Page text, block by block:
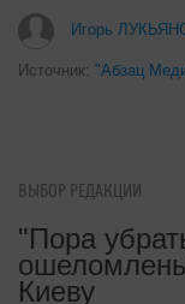
Источник:"Абзац
ВЫБОР РЕДАКЦИИ
"Пора
Киеву